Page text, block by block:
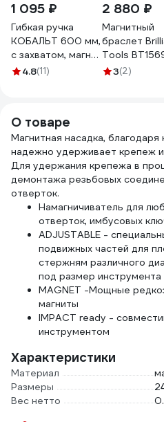
1 095 ₽
Гибкая ручка
КОБАЛЬТ 600 мм,
с захватом, магнит
до 2.3 кг, LED
4.8(11)
2 880 ₽
Магнитный
браслет
Tools
3(2)
О товаре
Магнитная насадка,
надежно удерживает крепеж
Для удержания крепежа в
демонтажа резьбовых
отверток.
Намагничиватель для
отверток, имбусовых
ADJUSTABLE -
подвижных частей для
стержням различного
под размер инструмента
MAGNET -Мощные
магниты
IMPACT ready -
инструментом
Характеристики
Материал
Размеры
Вес нетто